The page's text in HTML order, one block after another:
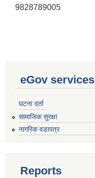
9828789005
eGov services
घटना दर्ता
सामाजिक सुरक्षा
नागरिक वडापत्र
Reports